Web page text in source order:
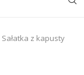
Sałatka z kapusty